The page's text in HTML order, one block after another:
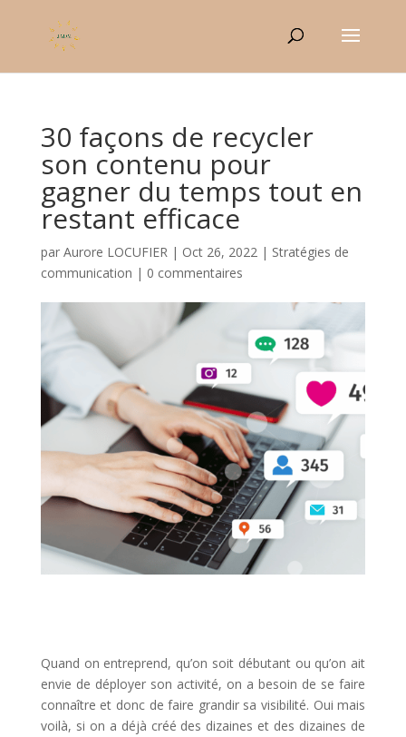
30 façons de recycler
son contenu pour
gagner du temps tout en
restant efficace
par Aurore LOCUFIER| Oct 26, 2022| Stratégies de
communication | 0 commentaires
Quand on entreprend, qu’on soit débutant ou qu’on ait
envie de déployer son activité, on a besoin de se faire
connaître et donc de faire grandir sa visibilité. Oui mais
voilà, si on a déjà créé des dizaines et des dizaines de